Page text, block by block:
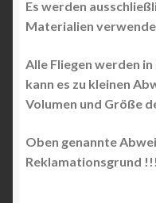
Es werden
Materialien
Alle Fliegen werden
kann es zu kleinen
Volumen und Größe
Oben genannte
Reklamationsgrund !!!